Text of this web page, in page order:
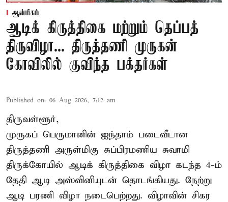
ஆன்மிகம்
ஆடிக் கிருத்திகை மற்றும் தெப்பத்
திருவிழா... திருத்தணி முருகன்
கோவிலில் குவிந்த பக்தர்கள்
Published on: 06 Aug 2026, 7:12 am
திருவள்ளூர்,
முருகப் பெருமானின் ஐந்தாம் படைவீடான
திருத்தணி அருள்மிகு சுப்பிரமணிய சுவாமி
திருக்கோயில் ஆடிக் கிருத்திகை விழா கடந்த 4-ம்
தேதி ஆடி அஸ்வினியுடன் தொடங்கியது. நேற்று
ஆடி பரணி விழா நடைபெற்றது. விழாவின் சிகர